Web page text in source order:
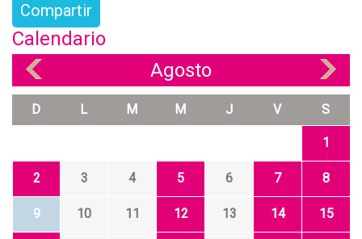
Compartir
Calendario
Agosto
D L M M J V S
1
2 3 4 5 6 7 8
9 10 11 12 13 14 15